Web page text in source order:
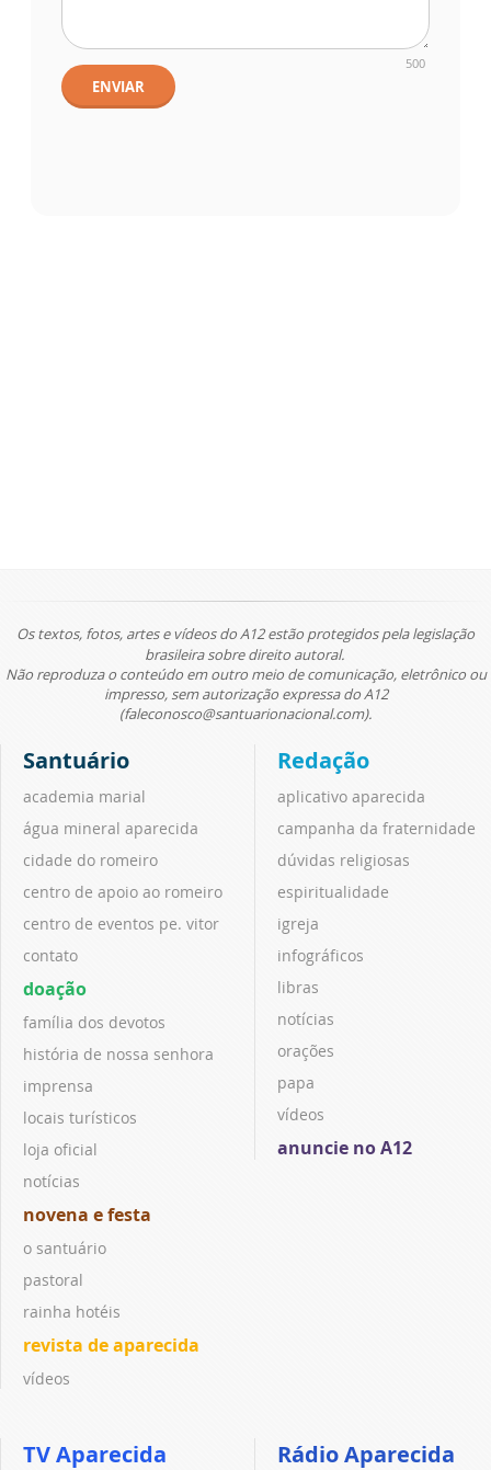
500
ENVIAR
Os textos, fotos, artes e vídeos do A12 estão protegidos pela legislação
brasileira sobre direito autoral.
Não reproduza o conteúdo em outro meio de comunicação, eletrônico ou
impresso, sem autorização expressa do A12
(faleconosco@santuarionacional.com).
Santuário
academia marial
água mineral aparecida
cidade do romeiro
centro de apoio ao romeiro
centro de eventos pe. vitor
contato
doação
família dos devotos
história de nossa senhora
imprensa
locais turísticos
loja oficial
notícias
novena e festa
o santuário
pastoral
rainha hotéis
revista de aparecida
vídeos
Redação
aplicativo aparecida
campanha da fraternidade
dúvidas religiosas
espiritualidade
igreja
infográficos
libras
notícias
orações
papa
vídeos
anuncie no A12
TV Aparecida Rádio Aparecida